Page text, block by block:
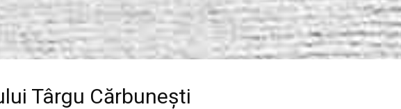
Târgu Cărbuneşti